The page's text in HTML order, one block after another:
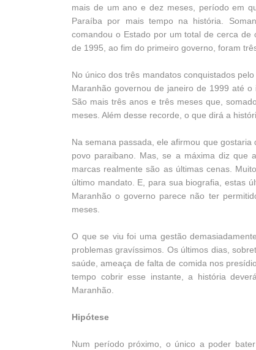
mais de um ano e dez meses, período em
Paraíba por mais tempo na história.
comandou o Estado por um total de cerca
de 1995, ao fim do primeiro governo, foram
No único dos três mandatos conquistados
Maranhão governou de janeiro de 1999 até
São mais três anos e três meses que,
meses. Além desse recorde, o que dirá a
Na semana passada, ele afirmou que
povo paraibano. Mas, se a máxima diz que
marcas realmente são as últimas cenas.
último mandato. E, para sua biografia, estas
Maranhão o governo parece não ter
meses.
O que se viu foi uma gestão
problemas gravíssimos. Os últimos dias,
saúde, ameaça de falta de comida nos
tempo cobrir esse instante, a história
Maranhão.
Hipótese
Num período próximo, o único a poder